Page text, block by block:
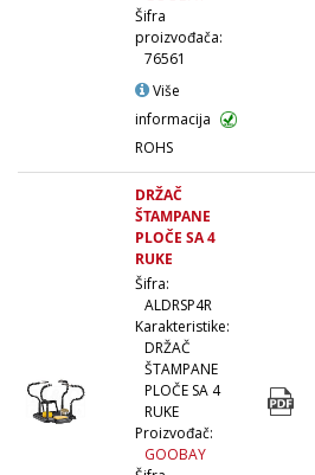
Šifra
proizvođača:
76561
Više
informacija
ROHS
DRŽAČ
ŠTAMPANE
PLOČE SA 4
RUKE
Šifra:
ALDRSP4R
Karakteristike:
DRŽAČ
ŠTAMPANE
PLOČE SA 4
RUKE
Proizvođač:
GOOBAY